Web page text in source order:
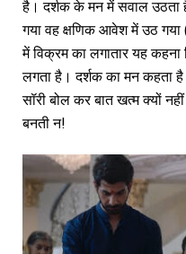
है। दर्शक के मन में सवाल उठता
गया वह क्षणिक आवेश में उठ गया
में विक्रम का लगातार यह कहना
लगता है। दर्शक का मन कहता
सॉरी बोल कर बात खत्म क्यों
बनती न!